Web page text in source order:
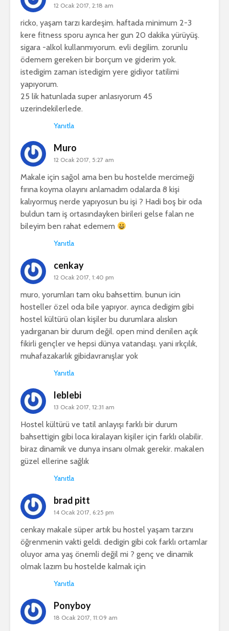
12 Ocak 2017, 2:18 am
ricko, yaşam tarzı kardeşim. haftada minimum 2-3
kere fitness sporu ayrıca her gun 20 dakika yürüyüş.
sigara -alkol kullanmıyorum. evli degilim. zorunlu
ödemem gereken bir borçum ve giderim yok.
istedigim zaman istedigim yere gidiyor tatilimi
yapıyorum.
25 lik hatunlada super anlasıyorum 45
uzerindekilerlede.
Yanıtla
Muro
12 Ocak 2017, 5:27 am
Makale için sağol ama ben bu hostelde mercimeği
fırına koyma olayını anlamadım odalarda 8 kişi
kalıyormuş nerde yapıyosun bu işi ? Hadi boş bir oda
buldun tam iş ortasındayken birileri gelse falan ne
bileyim ben rahat edemem
Yanıtla
cenkay
12 Ocak 2017, 1:40 pm
muro, yorumları tam oku bahsettim. bunun icin
hosteller özel oda bile yapıyor. ayrıca dedigim gibi
hostel kültürü olan kişiler bu durumlara alıskın
yadırganan bir durum değil. open mind denilen açık
fikirli gençler ve hepsi dünya vatandaşı. yani ırkçılık,
muhafazakarlık gibidavranışlar yok
Yanıtla
leblebi
13 Ocak 2017, 12:31 am
Hostel kültürü ve tatil anlayışı farklı bir durum
bahsettigin gibi loca kiralayan kişiler için farklı olabilir.
biraz dinamik ve dunya insanı olmak gerekir. makalen
güzel ellerine sağlık
Yanıtla
brad pitt
14 Ocak 2017, 6:25 pm
cenkay makale süper artık bu hostel yaşam tarzını
öğrenmenin vakti geldi. dedigin gibi cok farklı ortamlar
oluyor ama yaş önemli değil mi ? genç ve dinamik
olmak lazım bu hostelde kalmak için
Yanıtla
Ponyboy
18 Ocak 2017, 11:09 am